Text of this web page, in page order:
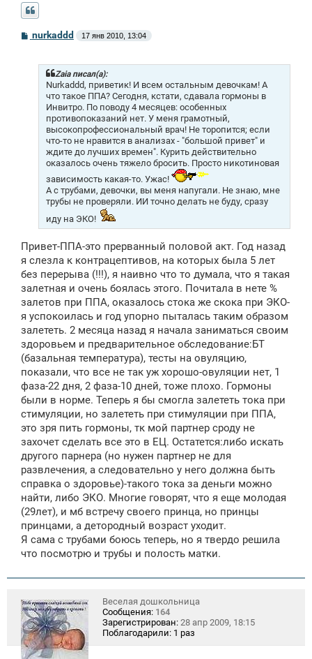
Сnurkaddd 17 янв 2010, 13:04
Zaia писал(а):
Nurkaddd, приветик! И всем остальным девочкам! А
что такое ППА? Сегодня, кстати, сдавала гормоны в
Инвитро. По поводу 4 месяцев: особенных
противопоказаний нет. У меня грамотный,
высокопрофессиональный врач! Не торопится; если
что-то не нравится в анализах - "большой привет" и
ждите до лучших времен". Курить действительно
оказалось очень тяжело бросить. Просто никотиновая
зависимость какая-то. Ужас!
А с трубами, девочки, вы меня напугали. Не знаю, мне
трубы не проверяли. ИИ точно делать не буду, сразу
иду на ЭКО!
Привет-ППА-это прерванный половой акт. Год назад
я слезла к контрацептивов, на которых была 5 лет
без перерыва (!!!), я наивно что то думала, что я такая
залетная и очень боялась этого. Почитала в нете %
залетов при ППА, оказалось стока же скока при ЭКО-
я успокоилась и год упорно пыталась таким образом
залететь. 2 месяца назад я начала заниматься своим
здоровьем и предварительное обследование:БТ
(базальная температура), тесты на овуляцию,
показали, что все не так уж хорошо-овуляции нет, 1
фаза-22 дня, 2 фаза-10 дней, тоже плохо. Гормоны
были в норме. Теперь я бы смогла залететь тока при
стимуляции, но залететь при стимуляции при ППА,
это зря пить гормоны, тк мой партнер сроду не
захочет сделать все это в ЕЦ. Остатется:либо искать
другого парнера (но нужен партнер не для
развлечения, а следовательно у него должна быть
справка о здоровье)-такого тока за деньги можно
найти, либо ЭКО. Многие говорят, что я еще молодая
(29лет), и мб встречу своего принца, но принцы
принцами, а детородный возраст уходит.
Я сама с трубами боюсь теперь, но я твердо решила
что посмотрю и трубы и полость матки.
Веселая дошкольница
Сообщения: 164
Зарегистрирован: 28 апр 2009, 18:15
Поблагодарили: 1 раз